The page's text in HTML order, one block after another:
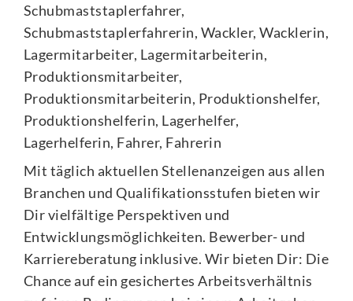
Schubmaststaplerfahrer,
Schubmaststaplerfahrerin, Wackler, Wacklerin,
Lagermitarbeiter, Lagermitarbeiterin,
Produktionsmitarbeiter,
Produktionsmitarbeiterin, Produktionshelfer,
Produktionshelferin, Lagerhelfer,
Lagerhelferin, Fahrer, Fahrerin
Mit täglich aktuellen Stellenanzeigen aus allen
Branchen und Qualifikationsstufen bieten wir
Dir vielfältige Perspektiven und
Entwicklungsmöglichkeiten. Bewerber- und
Karriereberatung inklusive. Wir bieten Dir: Die
Chance auf ein gesichertes Arbeitsverhältnis